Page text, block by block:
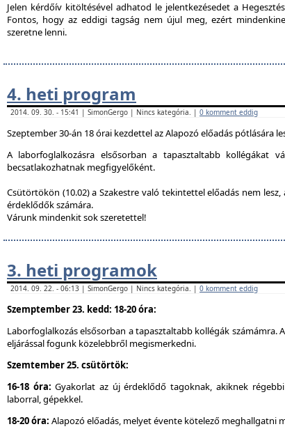
Jelen kérdőív kitöltésével adhatod le jelentkezésedet a
Fontos, hogy az eddigi tagság nem újul meg, ezért
szeretne lenni.
4. heti program
2014. 09. 30. - 15:41 | SimonGergo | Nincs kategória. | 0 komment eddig
Szeptember 30-án 18 órai kezdettel az Alapozó előadás pótlására
A laborfoglalkozásra elsősorban a tapasztaltabb kollégákat
becsatlakozhatnak megfigyelőként.
Csütörtökön (10.02) a Szakestre való tekintettel előadás nem
érdeklődők számára.
Várunk mindenkit sok szeretettel!
3. heti programok
2014. 09. 22. - 06:13 | SimonGergo | Nincs kategória. | 0 komment eddig
Szemptember 23. kedd: 18-20 óra:
Laborfoglalkozás elsősorban a tapasztaltabb kollégák számámra.
eljárással fogunk közelebbről megismerkedni.
Szemtember 25. csütörtök:
16-18 óra: Gyakorlat az új érdeklődő tagoknak, akiknek
laborral, gépekkel.
18-20 óra: Alapozó előadás, melyet évente kötelező meghallgatni